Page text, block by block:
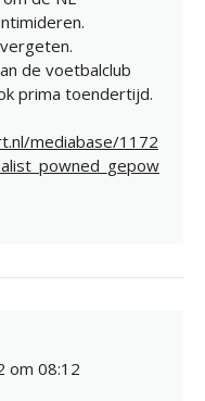
de voetbalclub
prima toendertijd.
mediabase/1172
om 08:12